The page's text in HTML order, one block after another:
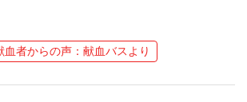
血者からの声：献血バスより